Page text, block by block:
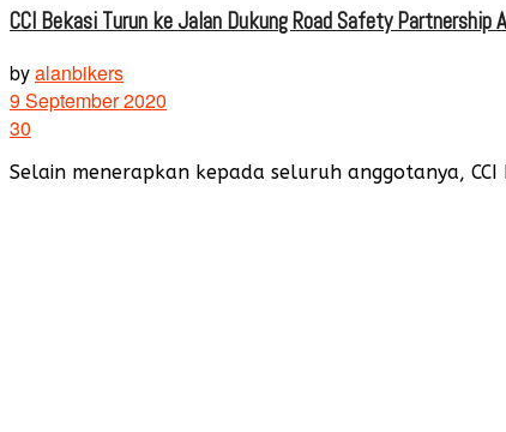
CCI Bekasi Turun ke Jalan Dukung Road Safety Partnership
byalanbikers
9 September 2020
30
Selain menerapkan kepada seluruh anggotanya,